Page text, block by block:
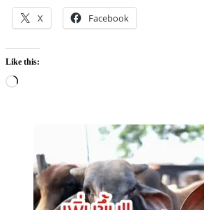
X Facebook
Like this:
Loading…